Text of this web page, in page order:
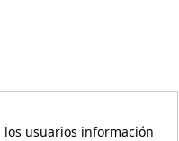
usuarios información